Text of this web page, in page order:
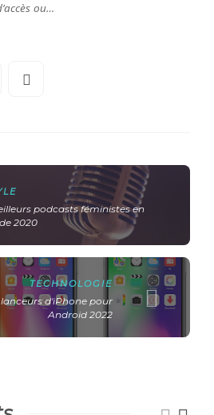
ou…
podcasts féministes en
2020
TECHNOLOGIE
lanceurs d'iPhone pour
Android 2022